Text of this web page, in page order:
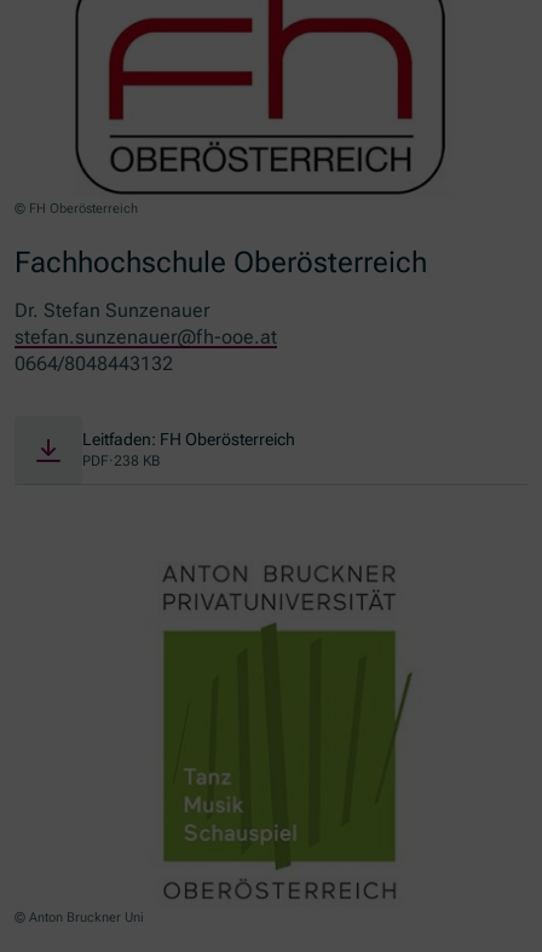
© FH Oberösterreich
Fachhochschule Oberösterreich
Dr. Stefan Sunzenauer
stefan.sunzenauer@fh-ooe.at
0664/8048443132
Leitfaden: FH Oberösterreich
PDF· 238 KB
© Anton Bruckner Uni